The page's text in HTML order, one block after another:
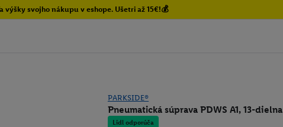
výšky svojho nákupu v eshope. Ušetri až 15€!💰
PARKSIDE®
Pneumatická súprava PDWS A1, 13-dielna
Lidl odporúča